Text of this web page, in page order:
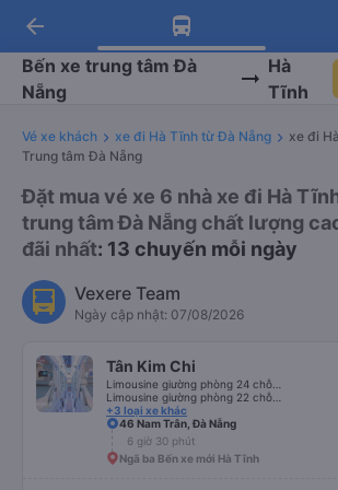
Tải app Vexere ngay!
Nhận ưu đãi thành viên độc
quyền
Tải app Vexere
-30k/ghế khi đặt vé máy bay
app
arrow_back
Bến xe trung tâm Đà
Nẵng
Hà
Tĩnh
Vé xe khách xe đi Hà Tĩnh từ Đà Nẵng
xe đi
Trung tâm Đà Nẵng
Đặt mua vé xe 6 nhà xe đi Hà
trung tâm Đà Nẵng chất lượng
đãi nhất: 13 chuyến mỗi ngày
Vexere Team
Ngày cập nhật: 07/08/2026
Tân Kim Chi
+3 loại xe khác
46 Nam Trân, Đà Nẵng
6 giờ 30 phút
Ngã ba Bến xe mới Hà Tĩnh